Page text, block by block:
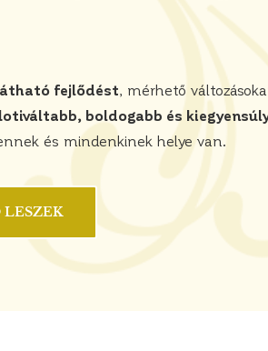
fejlődést , mérhető
boldogabb és
és mindenkinek helye van.
LESZEK